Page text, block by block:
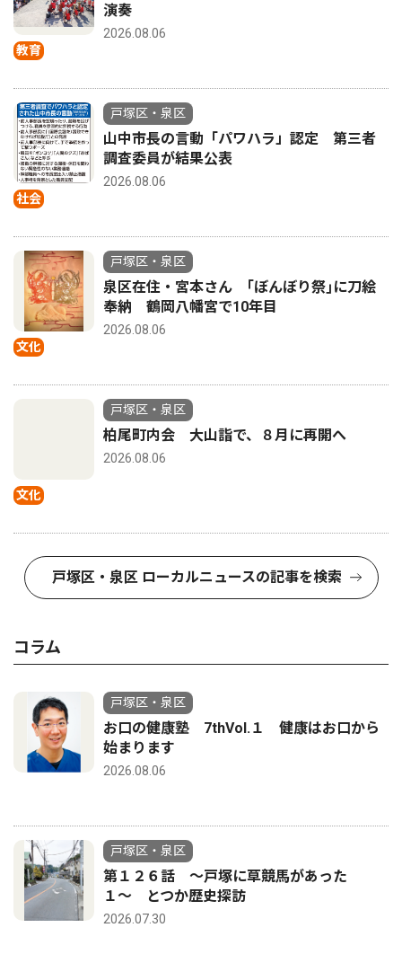
教育
演奏
2026.08.06
社会
戸塚区・泉区
山中市長の言動「パワハラ」認定 第三者
調査委員が結果公表
2026.08.06
文化
戸塚区・泉区
泉区在住・宮本さん ｢ぼんぼり祭｣に刀絵
奉納 鶴岡八幡宮で10年目
2026.08.06
文化
戸塚区・泉区
柏尾町内会 大山詣で、８月に再開へ
2026.08.06
戸塚区・泉区 ローカルニュースの記事を検索
コラム
戸塚区・泉区
お口の健康塾 7thVol.１ 健康はお口から
始まります
2026.08.06
戸塚区・泉区
第１２６話 〜戸塚に草競馬があった
１〜 とつか歴史探訪
2026.07.30